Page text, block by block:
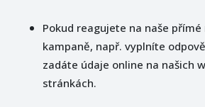
Pokud reagujete na naše
kampaně, např. vyplníte
zadáte údaje online na našich
stránkách.